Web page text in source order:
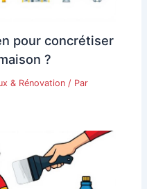
pour concrétiser
?
& Rénovation / Par